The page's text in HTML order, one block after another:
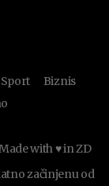
Sport
Biznis
with ♥ in ZD
začinjenu od